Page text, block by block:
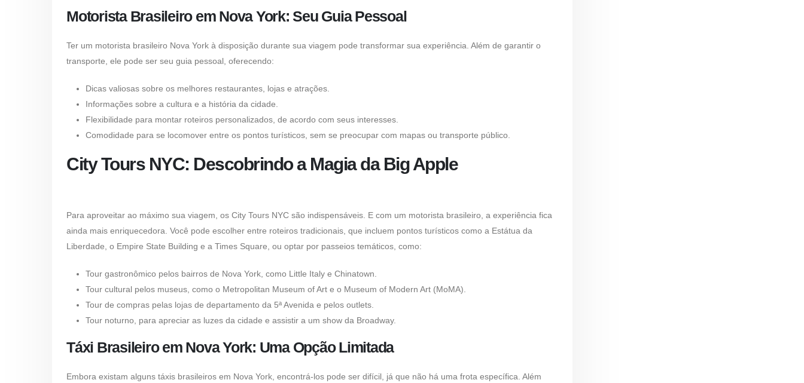
Motorista Brasileiro em Nova York: Seu Guia Pessoal
Ter um motorista brasileiro Nova York à disposição durante sua viagem pode transformar sua experiência. Além de garantir o
transporte, ele pode ser seu guia pessoal, oferecendo:
Dicas valiosas sobre os melhores restaurantes, lojas e atrações.
Informações sobre a cultura e a história da cidade.
Flexibilidade para montar roteiros personalizados, de acordo com seus interesses.
Comodidade para se locomover entre os pontos turísticos, sem se preocupar com mapas ou transporte público.
City Tours NYC: Descobrindo a Magia da Big Apple
Para aproveitar ao máximo sua viagem, os City Tours NYC são indispensáveis. E com um motorista brasileiro, a experiência fica
ainda mais enriquecedora. Você pode escolher entre roteiros tradicionais, que incluem pontos turísticos como a Estátua da
Liberdade, o Empire State Building e a Times Square, ou optar por passeios temáticos, como:
Tour gastronômico pelos bairros de Nova York, como Little Italy e Chinatown.
Tour cultural pelos museus, como o Metropolitan Museum of Art e o Museum of Modern Art (MoMA).
Tour de compras pelas lojas de departamento da 5ª Avenida e pelos outlets.
Tour noturno, para apreciar as luzes da cidade e assistir a um show da Broadway.
Táxi Brasileiro em Nova York: Uma Opção Limitada
Embora existam alguns táxis brasileiros em Nova York, encontrá-los pode ser difícil, já que não há uma frota específica. Além